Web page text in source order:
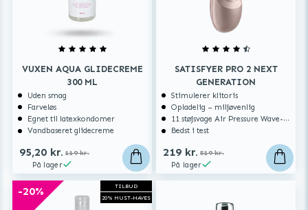
VUXEN AQUA GLIDECREME
300 ML
Uden smag
Farveløs
Egnet til latexkondomer
Vandbaseret glidecreme
95,20 kr. 119 kr.
På lager
SATISFYER PRO 2 NEXT
GENERATION
Stimulerer klitoris
Opladelig – miljøvenlig
11 støjsvage Air Pressure Wave-programmer
Bedst i test
219 kr. 519 kr.
På lager
TILBUD
20% MUST-HAVES
-20%